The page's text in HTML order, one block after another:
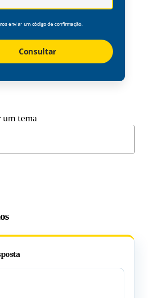
enviar um código de confirmação.
Consultar
um tema